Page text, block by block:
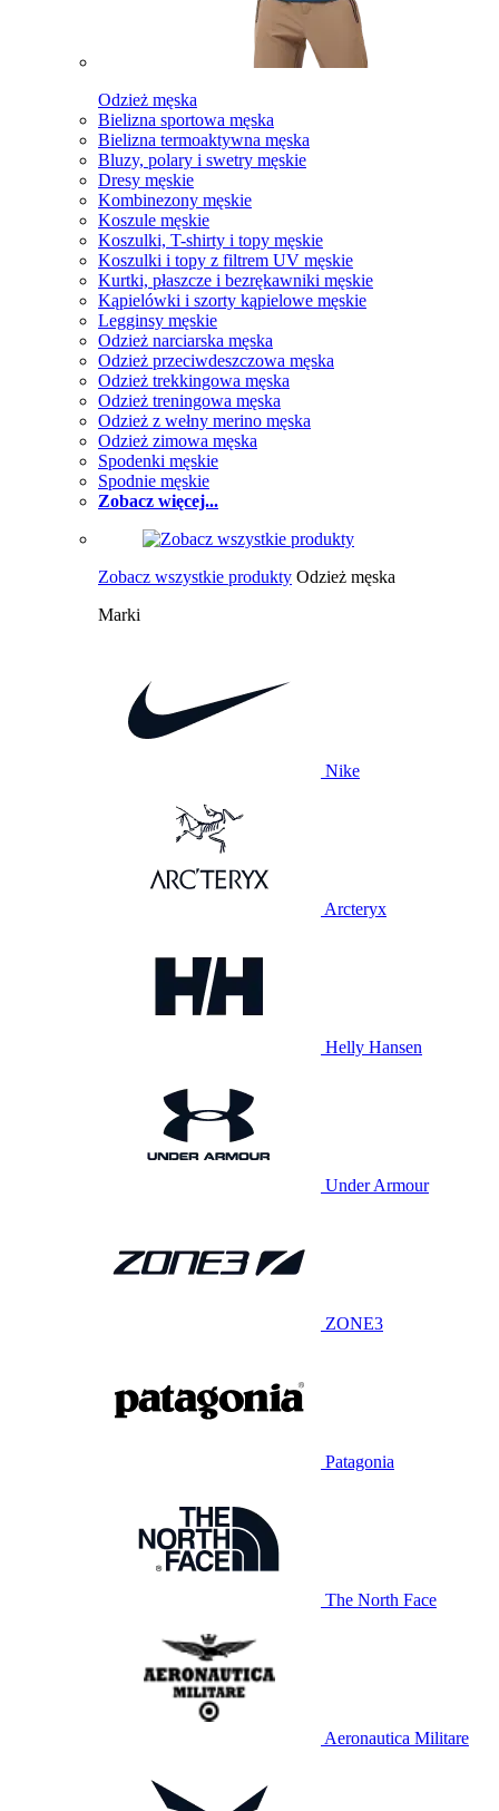
Odzież męska
Bielizna sportowa męska
Bielizna termoaktywna męska
Bluzy, polary i swetry męskie
Dresy męskie
Kombinezony męskie
Koszule męskie
Koszulki, T-shirty i topy męskie
Koszulki i topy z filtrem UV męskie
Kurtki, płaszcze i bezrękawniki męskie
Kąpielówki i szorty kąpielowe męskie
Legginsy męskie
Odzież narciarska męska
Odzież przeciwdeszczowa męska
Odzież trekkingowa męska
Odzież treningowa męska
Odzież z wełny merino męska
Odzież zimowa męska
Spodenki męskie
Spodnie męskie
Zobacz więcej...
Zobacz wszystkie produkty Odzież męska
Marki
Nike
Arcteryx
Helly Hansen
Under Armour
ZONE3
Patagonia
The North Face
Aeronautica Militare